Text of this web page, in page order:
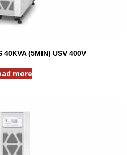
40KVA (5MIN) USV 400V
more